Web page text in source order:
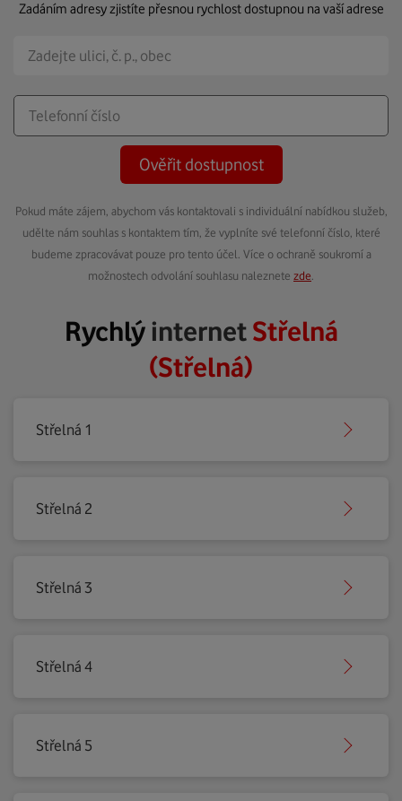
Zadáním adresy zjistíte přesnou rychlost dostupnou na vaší adrese
Ověřit dostupnost
Pokud máte zájem, abychom vás kontaktovali s individuální nabídkou služeb,
udělte nám souhlas s kontaktem tím, že vyplníte své telefonní číslo, které
budeme zpracovávat pouze pro tento účel. Více o ochraně soukromí a
možnostech odvolání souhlasu naleznete zde
RychlýinternetStřelná
(Střelná)
Střelná 1
Střelná 2
Střelná 3
Střelná 4
Střelná 5